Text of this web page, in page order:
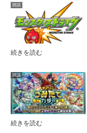
雑談
続きを読む
雑談
続きを読む